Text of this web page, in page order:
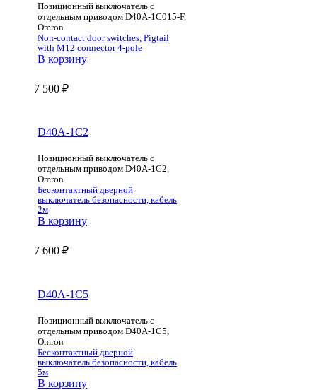
Позиционный выключатель с
отдельным приводом D40A-1C015-F,
Omron
Non-contact door switches, Pigtail
with M12 connector 4-pole
В корзину
7 500 ₽
D40A-1C2
Позиционный выключатель с
отдельным приводом D40A-1C2,
Omron
Бесконтактный дверной
выключатель безопасности, кабель
2м
В корзину
7 600 ₽
D40A-1C5
Позиционный выключатель с
отдельным приводом D40A-1C5,
Omron
Бесконтактный дверной
выключатель безопасности, кабель
5м
В корзину